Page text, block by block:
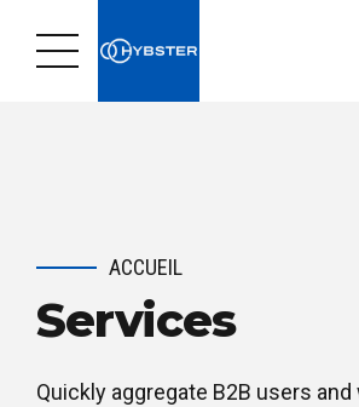
ACCUEIL
Services
Quickly aggregate B2B users